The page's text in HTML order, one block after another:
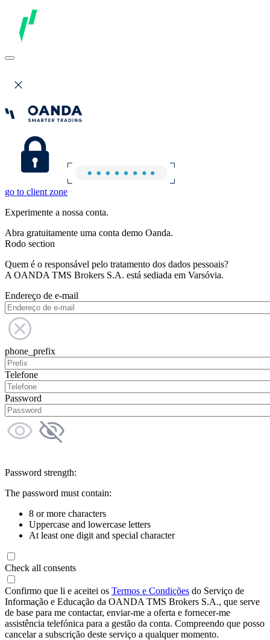
go to client zone
Experimente a nossa conta.
Abra gratuitamente uma conta demo Oanda.
Rodo section
Quem é o responsável pelo tratamento dos dados pessoais?
A OANDA TMS Brokers S.A. está sediada em Varsóvia.
Endereço de e-mail
phone_prefix
Telefone
Password
Password strength:
The password must contain:
8 or more characters
Uppercase and lowercase letters
At least one digit and special character
Check all consents
Confirmo que li e aceitei os Termos e Condições do Serviço de
Informação e Educação da OANDA TMS Brokers S.A., que serve
de base para me contactar, enviar-me a oferta e fornecer-me
assistência telefónica para a gestão da conta. Compreendo que posso
cancelar a subscrição deste serviço a qualquer momento.